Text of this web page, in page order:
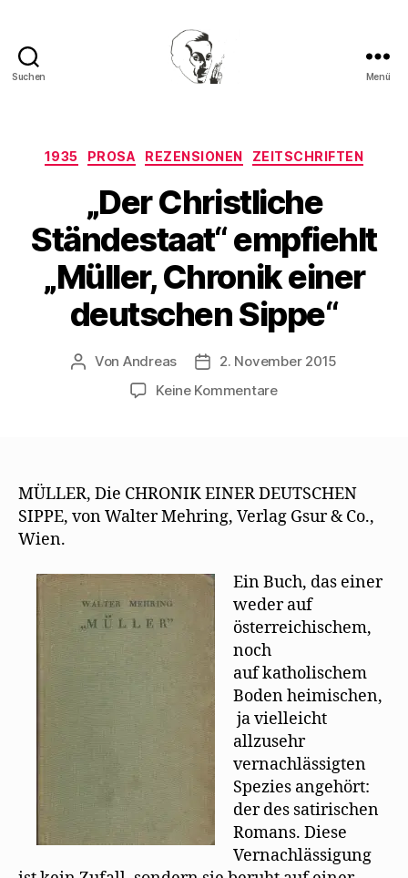
Suchen Menü
Kategorien
1935 PROSA REZENSIONEN ZEITSCHRIFTEN
„Der Christliche
Ständestaat“ empfiehlt
„Müller, Chronik einer
deutschen Sippe“
Beitragsautor
Von Andreas Beitragsdatum
2. November 2015
Keine Kommentarezu
„Müller,
Chronik
einer
MÜLLER, Die CHRONIK EINER DEUTSCHEN
SIPPE, von Walter Mehring, Verlag Gsur & Co.,
Wien.
Ein Buch, das einer
weder auf
österreichischem,
noch
auf katholischem
Boden heimischen,
ja vielleicht
allzusehr
vernachlässigten
Spezies angehört:
der des satirischen
Romans. Diese
Vernachlässigung